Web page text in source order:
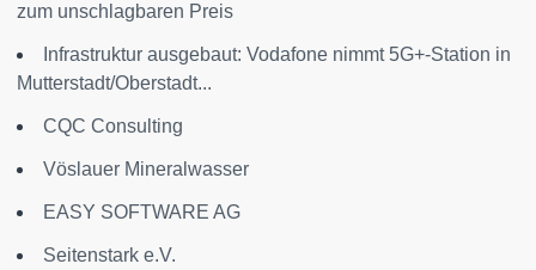
zum unschlagbaren Preis
Infrastruktur ausgebaut: Vodafone nimmt 5G+-Station in
Mutterstadt/Oberstadt...
CQC Consulting
Vöslauer Mineralwasser
EASY SOFTWARE AG
Seitenstark e.V.